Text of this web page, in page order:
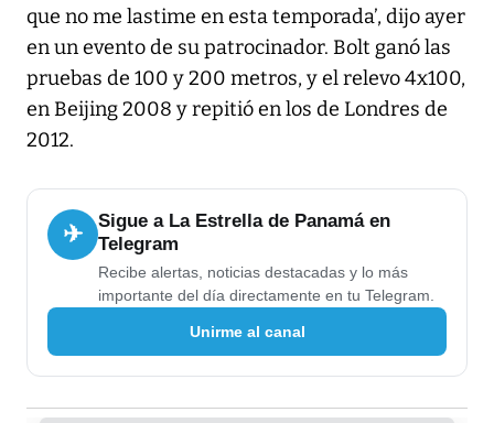
que no me lastime en esta temporada’, dijo ayer
en un evento de su patrocinador. Bolt ganó las
pruebas de 100 y 200 metros, y el relevo 4x100,
en Beijing 2008 y repitió en los de Londres de
2012.
✈
Sigue a La Estrella de Panamá en
Telegram
Recibe alertas, noticias destacadas y lo más
importante del día directamente en tu Telegram.
Unirme al canal